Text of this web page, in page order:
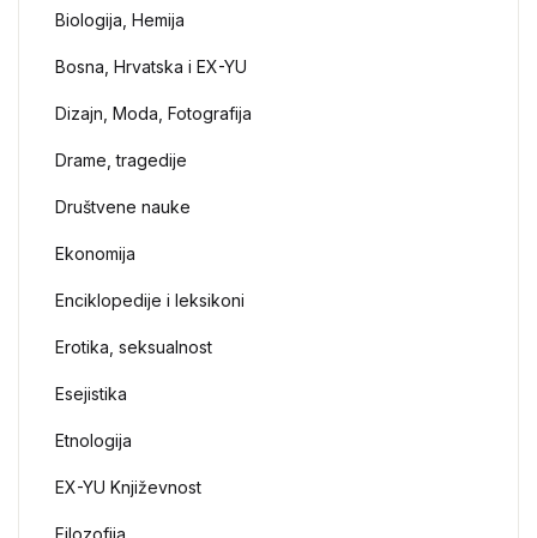
Biologija, Hemija
Bosna, Hrvatska i EX-YU
Dizajn, Moda, Fotografija
Drame, tragedije
Društvene nauke
Ekonomija
Enciklopedije i leksikoni
Erotika, seksualnost
Esejistika
Etnologija
EX-YU Književnost
Filozofija